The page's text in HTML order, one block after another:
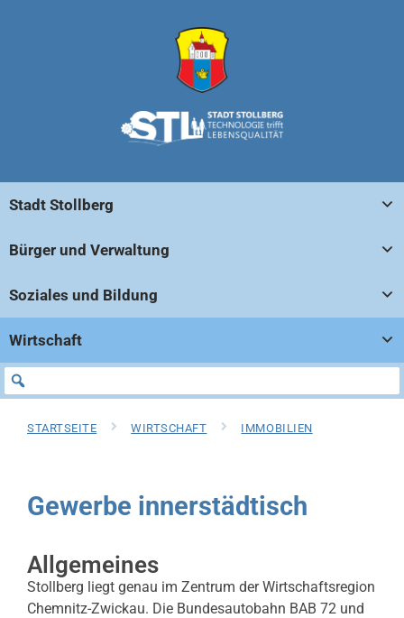
Stadt Stollberg
Bürger und Verwaltung
Soziales und Bildung
Wirtschaft
STARTSEITE WIRTSCHAFT IMMOBILIEN
Gewerbe innerstädtisch
Allgemeines
Stollberg liegt genau im Zentrum der Wirtschaftsregion
Chemnitz-Zwickau. Die Bundesautobahn BAB 72 und